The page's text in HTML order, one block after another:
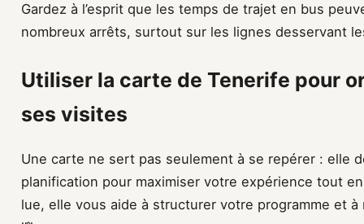
Gardez à l’esprit que les temps de trajet en bus
nombreux arrêts, surtout sur les lignes desservant
Utiliser la carte de Tenerife pour
ses visites
Une carte ne sert pas seulement à se repérer : elle
planification pour maximiser votre expérience tout
lue, elle vous aide à structurer votre programme et